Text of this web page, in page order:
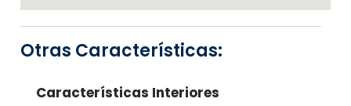
Otras Características:
Características Interiores